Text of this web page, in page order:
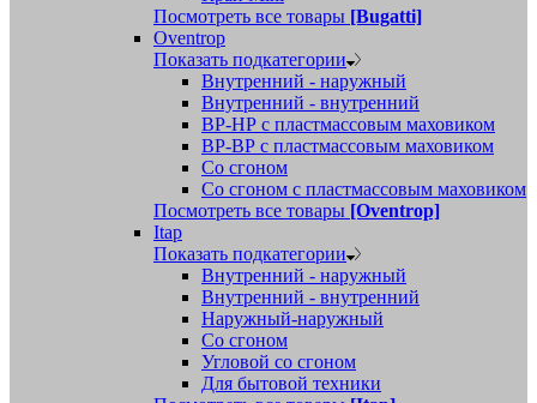
Посмотреть все товары [Bugatti]
Oventrop
Показать подкатегории
Внутренний - наружный
Внутренний - внутренний
ВР-НР с пластмассовым маховиком
ВР-ВР с пластмассовым маховиком
Со сгоном
Со сгоном с пластмассовым маховиком
Посмотреть все товары [Oventrop]
Itap
Показать подкатегории
Внутренний - наружный
Внутренний - внутренний
Наружный-наружный
Со сгоном
Угловой со сгоном
Для бытовой техники